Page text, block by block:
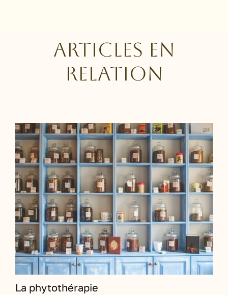
Articles en
relation
La phytothérapie